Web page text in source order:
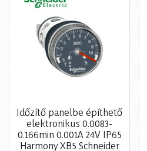
Időzítő panelbe építhető
elektronikus 0.0083-
0.166min 0.001A 24V IP65
Harmony XB5 Schneider